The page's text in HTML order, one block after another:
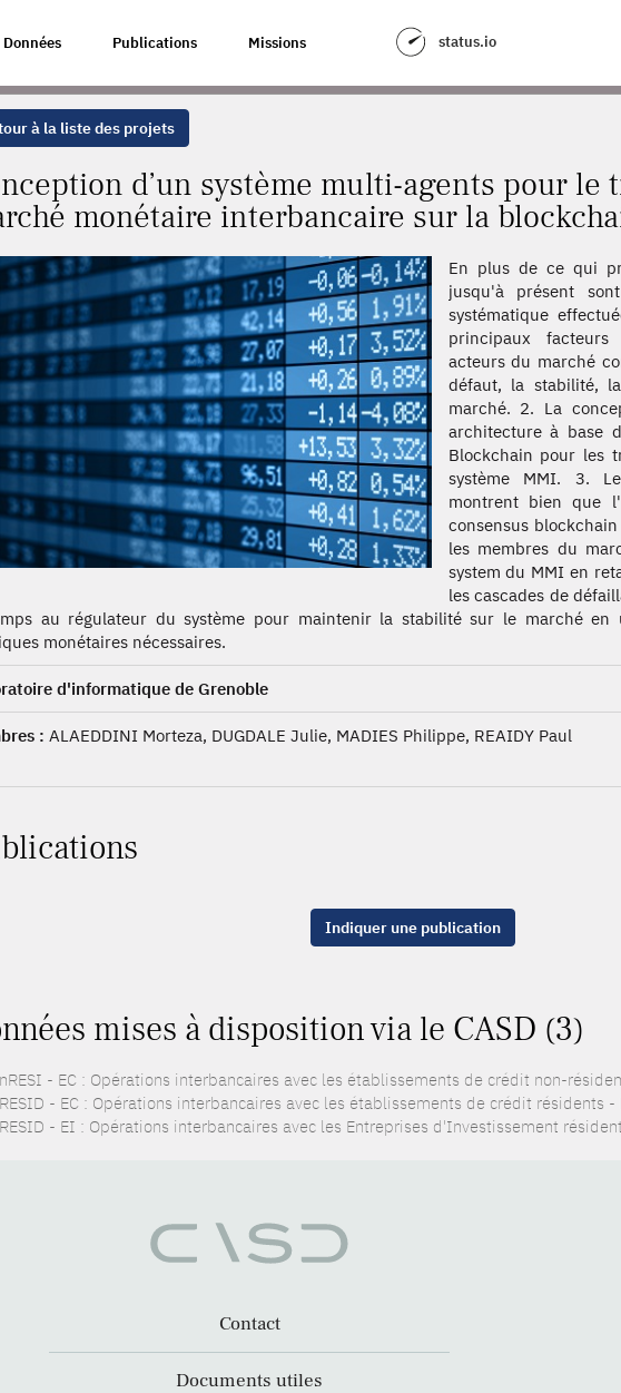
Données Publications Missions status.io
AGENTS POUR LE TRADING SUR UN MARCHÉ MONÉTAIRE INTERBANCAIRE SUR LA
à la liste des projets
d’un système multi-agents pour le
monétaire interbancaire sur la
En plus de ce qui
jusqu'à présent
systématique
principaux
acteurs du marché
défaut, la stabilité,
marché. 2. La
architecture à base
Blockchain pour les
système MMI. 3.
montrent bien que
consensus
les membres du
system du MMI en
les cascades de
au régulateur du système pour maintenir la stabilité sur le marché en
monétaires nécessaires.
d'informatique de Grenoble
: ALAEDDINI Morteza, DUGDALE Julie, MADIES Philippe, REAIDY Paul
Indiquer une publication
mises à disposition via le CASD (3)
- EC : Opérations interbancaires avec les établissements de crédit non-
- EC : Opérations interbancaires avec les établissements de crédit résidents
- EI : Opérations interbancaires avec les Entreprises d'Investissement
Contact
Documents utiles